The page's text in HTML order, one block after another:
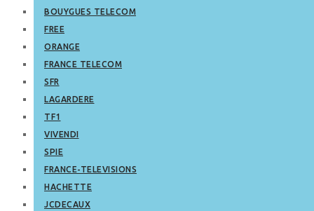
BOUYGUES TELECOM
FREE
ORANGE
FRANCE TELECOM
SFR
LAGARDERE
TF1
VIVENDI
SPIE
FRANCE-TELEVISIONS
HACHETTE
JCDECAUX